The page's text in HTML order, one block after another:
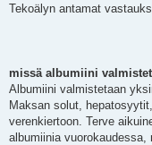
Tekoälyn antamat
missä albumiini
Albumiini valmistetaan
Maksan solut,
verenkiertoon. Terve
albumiinia